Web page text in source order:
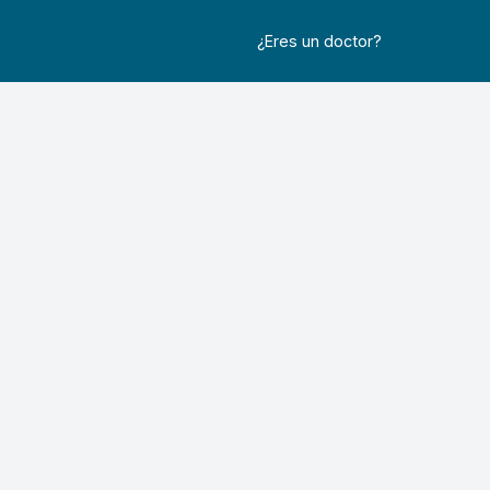
¿Eres un doctor?